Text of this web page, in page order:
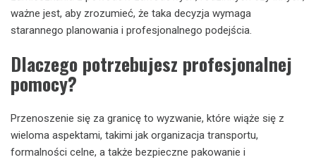
ważne jest, aby zrozumieć, że taka decyzja wymaga
starannego planowania i profesjonalnego podejścia.
Dlaczego potrzebujesz profesjonalnej
pomocy?
Przenoszenie się za granicę to wyzwanie, które wiąże się z
wieloma aspektami, takimi jak organizacja transportu,
formalności celne, a także bezpieczne pakowanie i